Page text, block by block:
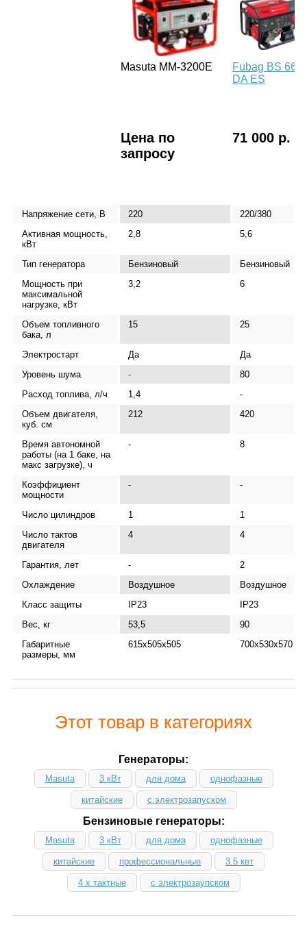
Masuta MM-3200E
Fubag BS
DA ES
Цена по
запросу
71 000 р.
Напряжение сети, В 220
220/380
Активная мощность,
кВт
2,8 5,6
Тип генератора Бензиновый
Бензиновый
Мощность при
максимальной
нагрузке, кВт
3,2 6
Объем топливного
бака, л
15 25
Электростарт Да
Да
Уровень шума
-
80
Расход топлива, л/ч
1,4
-
Объем двигателя,
куб. см
212 420
Время автономной
работы (на 1 баке, на
макс загрузке), ч
- 8
Коэффициент
мощности
- -
Число цилиндров 1
1
Число тактов
двигателя
4 4
Гарантия, лет -
2
Охлаждение
Воздушное
Воздушное
Класс защиты
IP23
IP23
Вес, кг
53,5
90
Габаритные
размеры, мм
615x505x505 700х530х570
Этот товар в категориях
Генераторы:
Masuta 3 кВт для дома однофазные
китайские с электрозапуском
Бензиновые генераторы:
Masuta 3 кВт для дома однофазные
китайские профессиональные 3.5 квт
4 х тактные с электрозаупском